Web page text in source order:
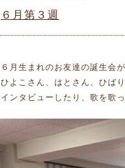
６月第３週
６月生まれのお友達の誕生会
ひよこさん、はとさん、ひば
インタビューしたり、歌を歌